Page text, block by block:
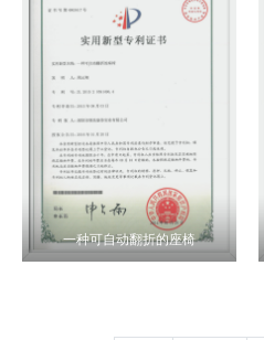
一种可自动翻折的座椅